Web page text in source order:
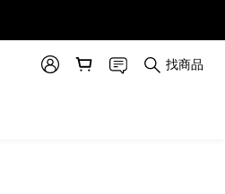
找商品